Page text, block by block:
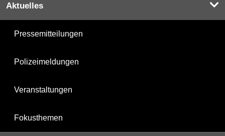
Aktuelles
Pressemitteilungen
Polizeimeldungen
Veranstaltungen
Fokusthemen